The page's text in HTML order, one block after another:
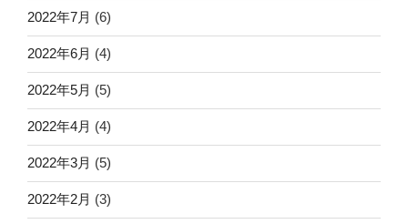
2022年7月 (6)
2022年6月 (4)
2022年5月 (5)
2022年4月 (4)
2022年3月 (5)
2022年2月 (3)